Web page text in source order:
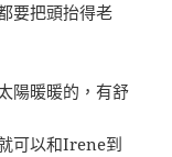
要把頭抬得老
陽暖暖的，有舒
可以和Irene到